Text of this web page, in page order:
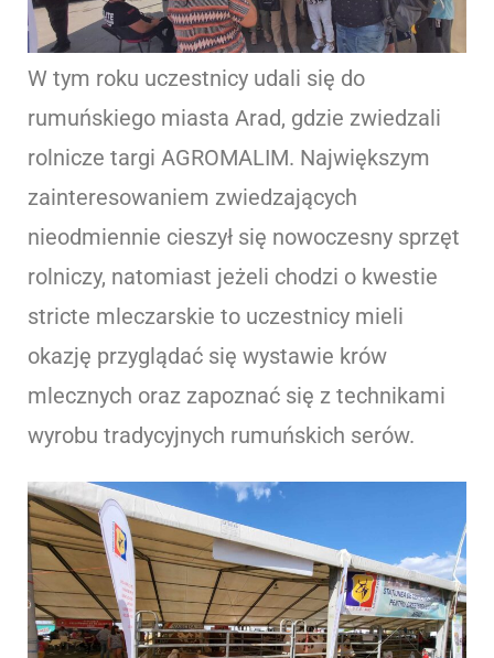
W tym roku uczestnicy udali się do
rumuńskiego miasta Arad, gdzie zwiedzali
rolnicze targi AGROMALIM. Największym
zainteresowaniem zwiedzających
nieodmiennie cieszył się nowoczesny sprzęt
rolniczy, natomiast jeżeli chodzi o kwestie
stricte mleczarskie to uczestnicy mieli
okazję przyglądać się wystawie krów
mlecznych oraz zapoznać się z technikami
wyrobu tradycyjnych rumuńskich serów.